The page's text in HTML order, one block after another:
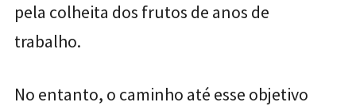
pela colheita dos frutos de anos de
trabalho.
No entanto, o caminho até esse objetivo